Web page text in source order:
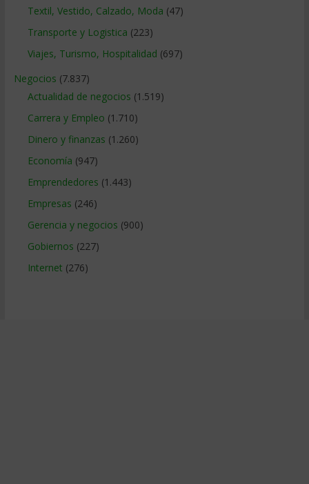
Textil, Vestido, Calzado, Moda (47)
Transporte y Logistica (223)
Viajes, Turismo, Hospitalidad (697)
Negocios (7.837)
Actualidad de negocios (1.519)
Carrera y Empleo (1.710)
Dinero y finanzas (1.260)
Economía (947)
Emprendedores (1.443)
Empresas (246)
Gerencia y negocios (900)
Gobiernos (227)
Internet (276)